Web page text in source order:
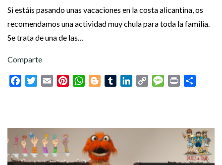
Si estáis pasando unas vacaciones en la costa alicantina, os
recomendamos una actividad muy chula para toda la familia.
Se trata de una de las…
Comparte
FacebookTwitterEmail PinterestWhatsAppBloggerTumblrLinkedIn
Copy
Message
Print